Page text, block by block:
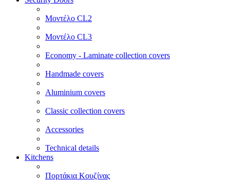
Μοντέλο CL2
Μοντέλο CL3
Economy - Laminate collection covers
Handmade covers
Aluminium covers
Classic collection covers
Accessories
Technical details
Kitchens
Πορτάκια Κουζίνας